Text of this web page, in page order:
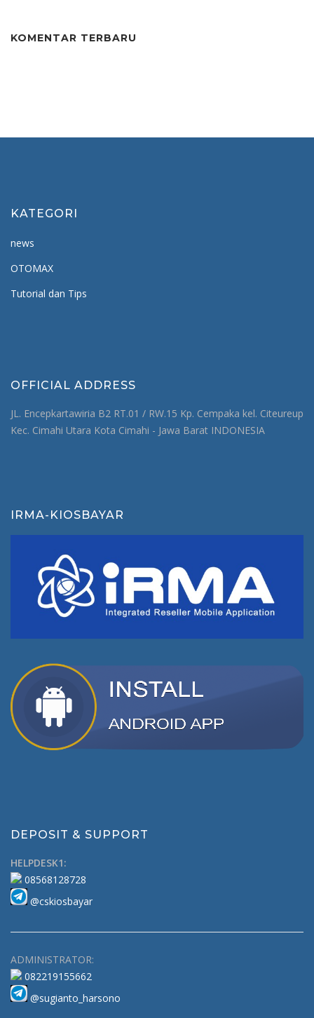
KOMENTAR TERBARU
KATEGORI
news
OTOMAX
Tutorial dan Tips
OFFICIAL ADDRESS
JL. Encepkartawiria B2 RT.01 / RW.15 Kp. Cempaka kel. Citeureup
Kec. Cimahi Utara Kota Cimahi - Jawa Barat INDONESIA
IRMA-KIOSBAYAR
DEPOSIT & SUPPORT
HELPDESK1:
08568128728
@cskiosbayar
ADMINISTRATOR:
082219155662
@sugianto_harsono